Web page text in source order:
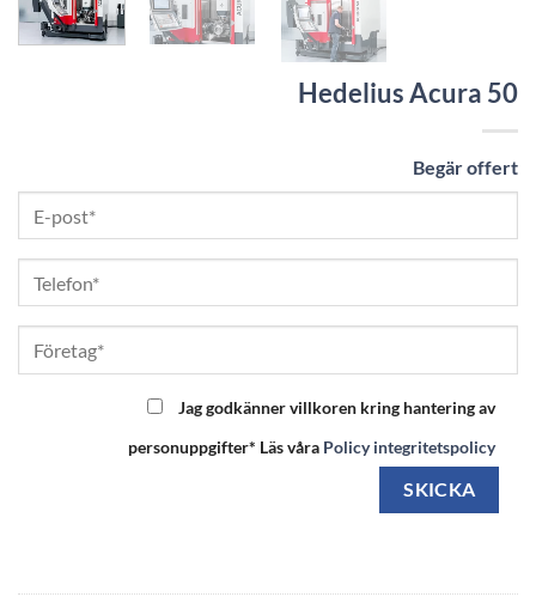
Hedelius Acura 50
Begär offert
Jag godkänner villkoren kring hantering av
personuppgifter* Läs våra Policy integritetspolicy